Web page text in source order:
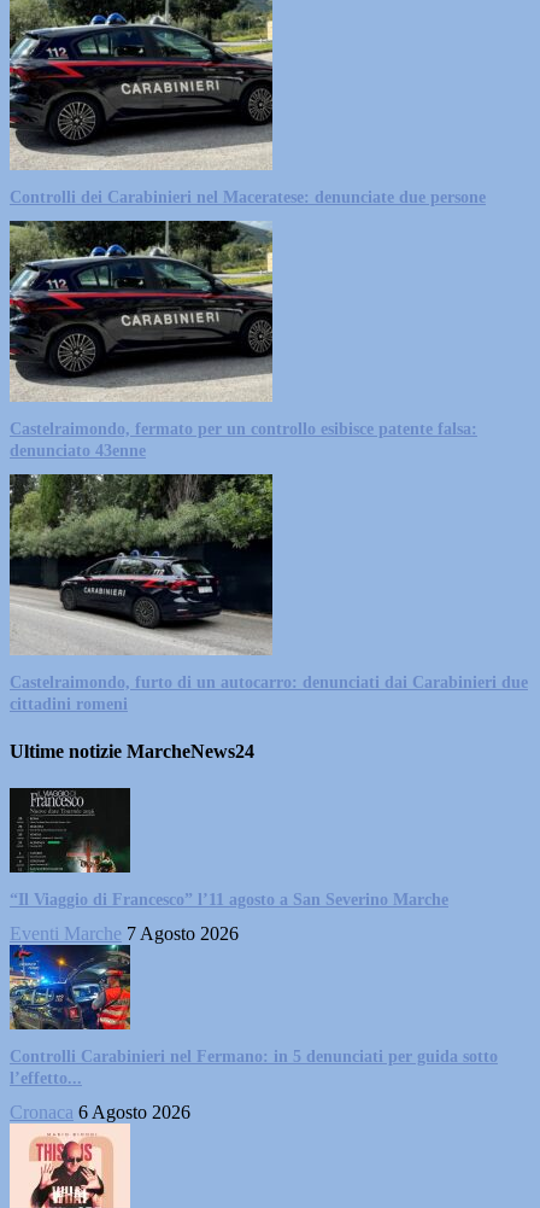
Controlli dei Carabinieri nel Maceratese: denunciate due persone
Castelraimondo, fermato per un controllo esibisce patente falsa:
denunciato 43enne
Castelraimondo, furto di un autocarro: denunciati dai Carabinieri due
cittadini romeni
Ultime notizie MarcheNews24
“Il Viaggio di Francesco” l’11 agosto a San Severino Marche
Eventi Marche 7 Agosto 2026
Controlli Carabinieri nel Fermano: in 5 denunciati per guida sotto
l’effetto...
Cronaca 6 Agosto 2026